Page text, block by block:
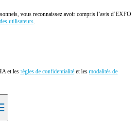
vous reconnaissez avoir compris l’avis d’EXFO
utilisateurs.
et les règles de confidentialité et les modalités de